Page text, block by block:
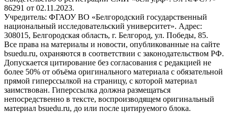
86291 от 02.11.2023.
Учредитель: ФГАОУ ВО «Белгородский государственный
национальный исследовательский университет». Адрес:
308015, Белгородская область, г. Белгород, ул. Победы, 85.
Все права на материалы и новости, опубликованные на сайте
bsuedu.ru, охраняются в соответствии с законодательством РФ.
Допускается цитирование без согласования с редакцией не
более 50% от объёма оригинального материала с обязательной
прямой гиперссылкой на страницу, с которой материал
заимствован. Гиперссылка должна размещаться
непосредственно в тексте, воспроизводящем оригинальный
материал bsuedu.ru, до или после цитируемого блока.